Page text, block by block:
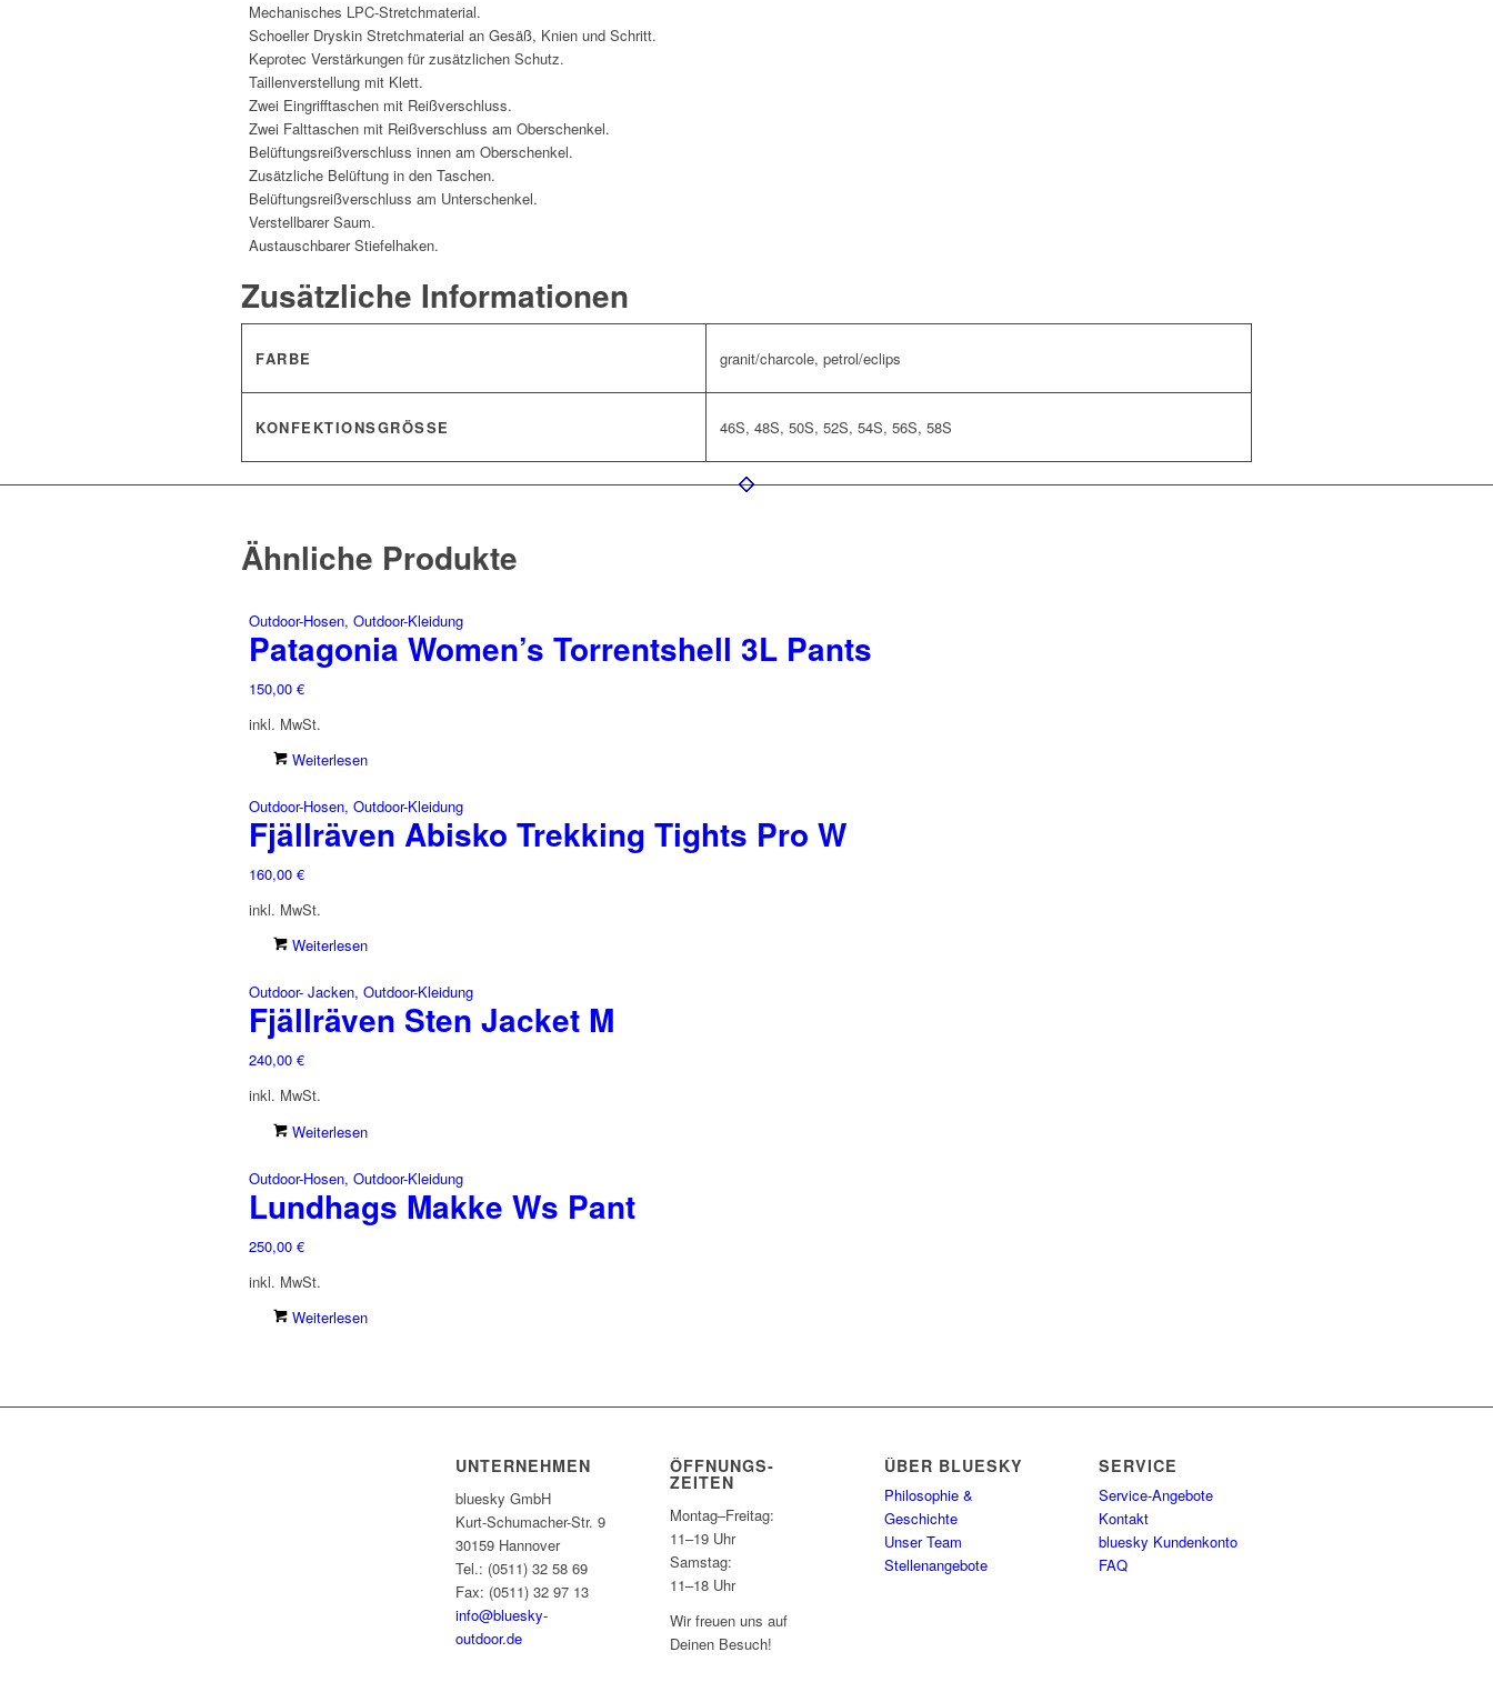
Mechanisches LPC-Stretchmaterial.
Schoeller Dryskin Stretchmaterial an Gesäß, Knien und Schritt.
Keprotec Verstärkungen für zusätzlichen Schutz.
Taillenverstellung mit Klett.
Zwei Eingrifftaschen mit Reißverschluss.
Zwei Falttaschen mit Reißverschluss am Oberschenkel.
Belüftungsreißverschluss innen am Oberschenkel.
Zusätzliche Belüftung in den Taschen.
Belüftungsreißverschluss am Unterschenkel.
Verstellbarer Saum.
Austauschbarer Stiefelhaken.
Zusätzliche Informationen
FARBE granit/charcole, petrol/eclips
KONFEKTIONSGRÖSSE 46S, 48S, 50S, 52S, 54S, 56S, 58S
Ähnliche Produkte
Outdoor-Hosen, Outdoor-Kleidung
Patagonia Women’s Torrentshell 3L Pants
150,00 €
inkl. MwSt.
Weiterlesen
Outdoor-Hosen, Outdoor-Kleidung
Fjällräven Abisko Trekking Tights Pro W
160,00 €
inkl. MwSt.
Weiterlesen
Outdoor- Jacken, Outdoor-Kleidung
Fjällräven Sten Jacket M
240,00 €
inkl. MwSt.
Weiterlesen
Outdoor-Hosen, Outdoor-Kleidung
Lundhags Makke Ws Pant
250,00 €
inkl. MwSt.
Weiterlesen
UNTERNEHMEN
bluesky GmbH
Kurt-Schumacher-Str. 9
30159 Hannover
Tel.: (0511) 32 58 69
Fax: (0511) 32 97 13
info@bluesky-
outdoor.de
ÖFFNUNGS­
ZEITEN
Montag–Freitag:
11–19 Uhr
Samstag:
11–18 Uhr
Wir freuen uns auf
Deinen Besuch!
ÜBER BLUESKY
Philosophie &
Geschichte
Unser Team
Stellenangebote
SERVICE
Service-Angebote
Kontakt
bluesky Kundenkonto
FAQ